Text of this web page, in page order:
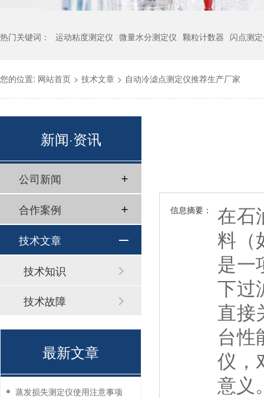
热门关键词： 运动粘度测定仪 微量水分测定仪 颗粒计数器 闪点测
您的位置: 网站首页 > 技术文章 > 自动冷滤点测定仪推荐生产厂家
信息摘要：
在石
料（
是一
下过
直接
台性
仪，
意义
新闻·资讯
公司新闻
合作案例
技术文章
技术知识
技术故障
最新文章
蒸发损失测定仪使用注意事项